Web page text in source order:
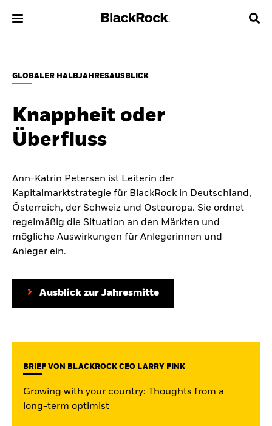
Themen & Märkte
Privatanleger
Deutschland
iShares
GLOBALER HALBJAHRESAUSBLICK
Knappheit oder
Überfluss
Ann-Katrin Petersen ist Leiterin der
Kapitalmarktstrategie für BlackRock in Deutschland,
Österreich, der Schweiz und Osteuropa. Sie ordnet
regelmäßig die Situation an den Märkten und
mögliche Auswirkungen für Anlegerinnen und
Anleger ein.
Ausblick zur Jahresmitte
BRIEF VON BLACKROCK CEO LARRY FINK
Growing with your country: Thoughts from a
long-term optimist